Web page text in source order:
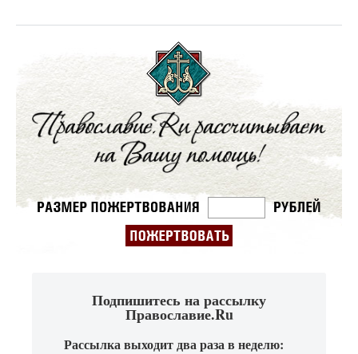
Подпишитесь на рассылку
Православие.Ru
Рассылка выходит два раза в неделю: